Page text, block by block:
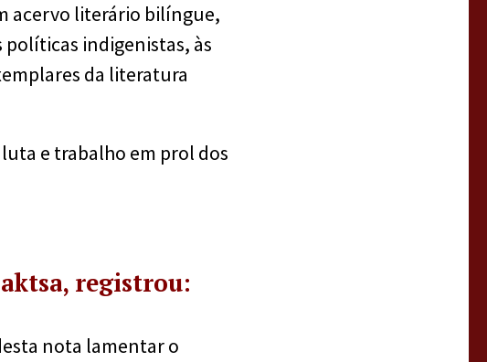
acervo literário bilíngue,
políticas indigenistas, às
da literatura
e trabalho em prol dos
registrou:
nota lamentar o